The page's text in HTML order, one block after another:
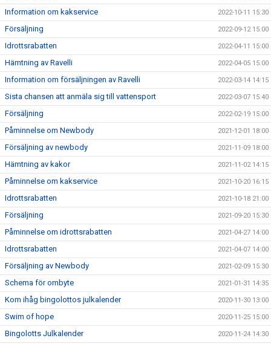
Information om kakservice 2022-10-11 15:30
Försäljning 2022-09-12 15:00
Idrottsrabatten 2022-04-11 15:00
Hämtning av Ravelli 2022-04-05 15:00
Information om försäljningen av Ravelli 2022-03-14 14:15
Sista chansen att anmäla sig till vattensport 2022-03-07 15:40
Försäljning 2022-02-19 15:00
Påminnelse om Newbody 2021-12-01 18:00
Försäljning av newbody 2021-11-09 18:00
Hämtning av kakor 2021-11-02 14:15
Påminnelse om kakservice 2021-10-20 16:15
Idrottsrabatten 2021-10-18 21:00
Försäljning 2021-09-20 15:30
Påminnelse om idrottsrabatten 2021-04-27 14:00
Idrottsrabatten 2021-04-07 14:00
Försäljning av Newbody 2021-02-09 15:30
Schema för ombyte 2021-01-31 14:35
Kom ihåg bingolottos julkalender 2020-11-30 13:00
Swim of hope 2020-11-25 15:00
Bingolotts Julkalender 2020-11-24 14:30